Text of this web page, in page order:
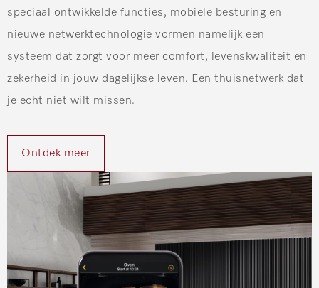
speciaal ontwikkelde functies, mobiele besturing en
nieuwe netwerktechnologie vormen namelijk een
systeem dat zorgt voor meer comfort, levenskwaliteit en
zekerheid in jouw dagelijkse leven. Een thuisnetwerk dat
je echt niet wilt missen.
Ontdek meer